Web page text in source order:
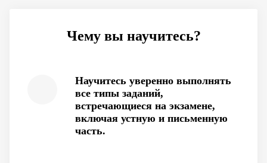
Чему вы научитесь?
Научитесь уверенно выполнять
все типы заданий,
встречающиеся на экзамене,
включая устную и письменную
часть.